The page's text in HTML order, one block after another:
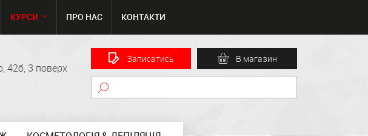
КУРСИ ПРО НАС КОНТАКТИ
42б, 3 поверх
Записатись В магазин